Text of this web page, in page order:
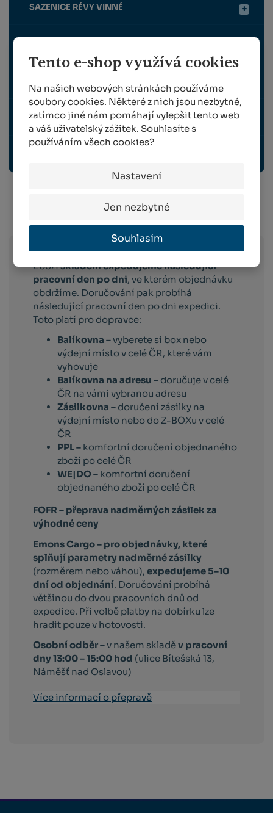
Tento e-shop využívá cookies
Na našich webových stránkách používáme
soubory cookies. Některé z nich jsou nezbytné,
zatímco jiné nám pomáhají vylepšit tento web
a váš uživatelský zážitek. Souhlasíte s
používáním všech cookies?
Nastavení
Jen nezbytné
Souhlasím
SAZENICE RÉVY VINNÉ
OCHRANNÉ PRACOVNÍ POMŮCKY
Info o přepravě:
Zbožískladem expedujeme následující
pracovní den po dni, ve kterém objednávku
obdržíme. Doručování pak probíhá
následující pracovní den po dni expedici.
Toto platí pro dopravce:
Balíkovna –vyberete si box nebo
výdejní místo v celé ČR, které vám
vyhovuje
Balíkovna na adresu – doručuje v celé
ČR na vámi vybranou adresu
Zásilkovna – doručení zásilky na
výdejní místo nebo do Z-BOXu v celé
ČR
PPL – komfortní doručení objednaného
zboží po celé ČR
WE|DO – komfortní doručení
objednaného zboží po celé ČR
FOFR – přeprava nadměrných zásilek za
výhodné ceny
Emons Cargo – pro objednávky, které
splňují parametry nadměrné zásilky
(rozměrem nebo váhou),expedujeme 5–10
dní od objednání. Doručování probíhá
většinou do dvou pracovních dnů od
expedice. Při volbě platby na dobírku lze
hradit pouze v hotovosti.
Osobní odběr –v našem skladěv pracovní
dny 13:00 – 15:00 hod (ulice Bítešská 13,
Náměšť nad Oslavou)
Více informací o přepravě